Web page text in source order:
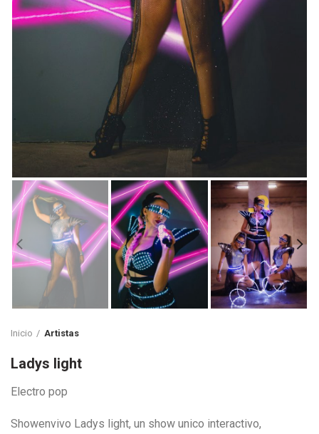
Inicio Artistas
Ladys light
Electro pop
Showenvivo Ladys light, un show unico interactivo,